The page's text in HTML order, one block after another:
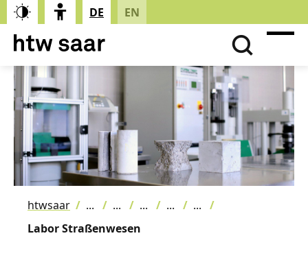
DE EN
htwsaar
Labor Straßenwesen